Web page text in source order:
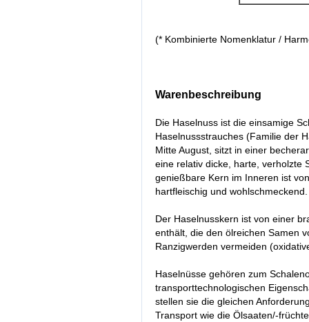
(* Kombinierte Nomenklatur /
Warenbeschreibung
Die Haselnuss ist die einsamige
Haselnussstrauches (Familie der
Mitte August, sitzt in einer
eine relativ dicke, harte, verholzte
genießbare Kern im Inneren ist
hartfleischig und wohlschmeckend.
Der Haselnusskern ist von einer
enthält, die den ölreichen Samen
Ranzigwerden vermeiden
Haselnüsse gehören zum
transporttechnologischen
stellen sie die gleichen
Transport wie die Ölsaaten/-